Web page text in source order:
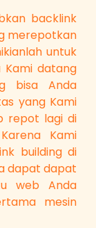
backlink
merepotkan
untuk
Kami datang
bisa Anda
yang Kami
repot lagi di
Kami
building di
dapat dapat
web Anda
mesin